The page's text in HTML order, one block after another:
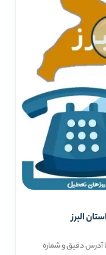
البرز
آدرس دقیق و شماره